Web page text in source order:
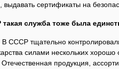
выдавать сертификаты на
служба тоже была
СССР тщательно
силами нескольких
продукция,